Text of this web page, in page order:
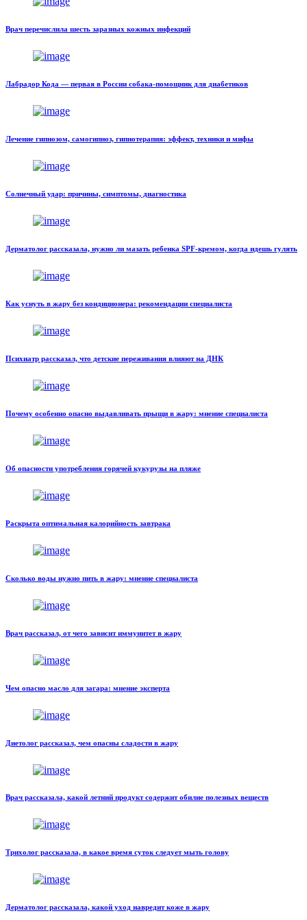
Врач перечислила шесть заразных кожных инфекций
Лабрадор Кода — первая в России собака-помощник для диабетиков
Лечение гипнозом, самогипноз, гипнотерапия: эффект, техники и мифы
Солнечный удар: причины, симптомы, диагностика
Дерматолог рассказала, нужно ли мазать ребенка SPF-кремом, когда идешь гулять
Как уснуть в жару без кондиционера: рекомендации специалиста
Психиатр рассказал, что детские переживания влияют на ДНК
Почему особенно опасно выдавливать прыщи в жару: мнение специалиста
Об опасности употребления горячей кукурузы на пляже
Раскрыта оптимальная калорийность завтрака
Сколько воды нужно пить в жару: мнение специалиста
Врач рассказал, от чего зависит иммунитет в жару
Чем опасно масло для загара: мнение эксперта
Диетолог рассказал, чем опасны сладости в жару
Врач рассказала, какой летний продукт содержит обилие полезных веществ
Трихолог рассказала, в какое время суток следует мыть голову
Дерматолог рассказала, какой уход навредит коже в жару